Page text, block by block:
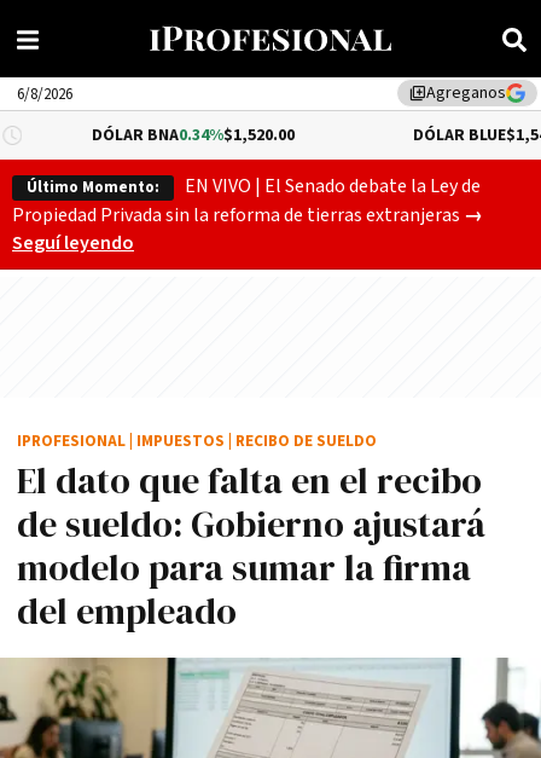
library_addAgreganos
6/8/2026
DÓLAR BNA0.34%$1,520.00 DÓLAR BLUE$1,540.00
Último Momento:
EN VIVO | El Senado debate la Ley de
Propiedad Privada sin la reforma de tierras extranjeras →
Seguí leyendo
El dato que falta en el recibo
de sueldo: Gobierno ajustará
modelo para sumar la firma
del empleado
IPROFESIONAL IMPUESTOS RECIBO DE SUELDO